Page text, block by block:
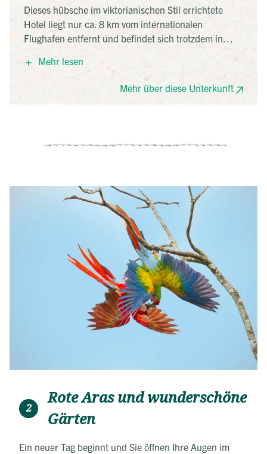
Dieses hübsche im viktorianischen Stil errichtete
Hotel liegt nur ca. 8 km vom internationalen
Flughafen entfernt und befindet sich trotzdem in
einer sehr ruhigen Gegend. Es gibt einen großen
Garten und einen Swimming-Pool. Die Zimmer sind
komfortabel und gemütlich und das Hotel legt wert
auf einen schonenden Umgang mit der Natur (Bio-
Mehr lesen
Mehr über diese Unterkunft
2
Rote Aras und wunderschöne
Gärten
Ein neuer Tag beginnt und Sie öffnen Ihre Augen im